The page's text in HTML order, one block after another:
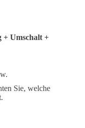
+ Umschalt +
Sie, welche